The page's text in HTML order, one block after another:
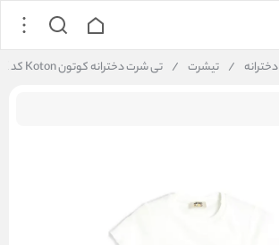
دخترانه / تیشرت / تی شرت دخترانه کوتون Koton کد 5SKG10164AK